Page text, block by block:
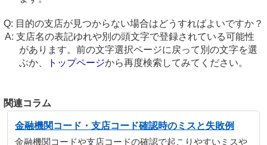
目的の支店が見つからない場合はどうすればよいですか？
支店名の表記ゆれや別の頭文字で登録されている可能性
があります。前の文字選択ページに戻って別の文字を選
ぶか、
トップページから再度検索してみてください。
関連コラム
金融機関コード・支店コード確認時のミスと失敗例
金融機関コードや支店コードの確認で起こりやすいミスや